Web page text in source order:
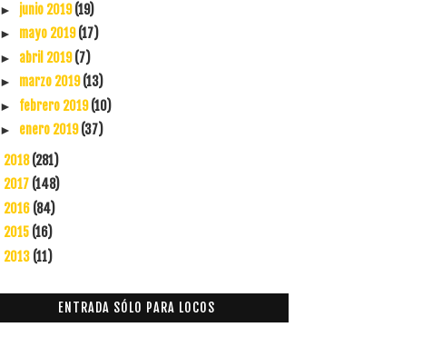
► junio 2019(19)
► mayo 2019(17)
► abril 2019(7)
► marzo 2019(13)
► febrero 2019(10)
► enero 2019(37)
2018(281)
2017 (148)
2016 (84)
2015 (16)
2013 (11)
ENTRADA SÓLO PARA LOCOS